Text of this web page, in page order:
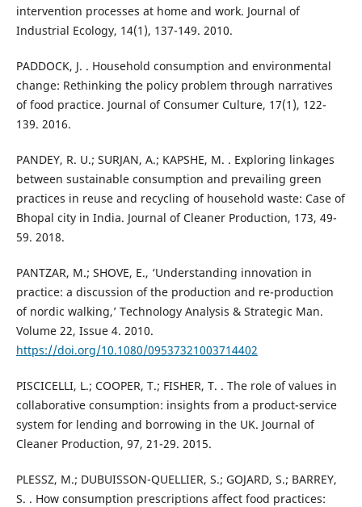
intervention processes at home and work. Journal of
Industrial Ecology, 14(1), 137-149. 2010.
PADDOCK, J. . Household consumption and environmental
change: Rethinking the policy problem through narratives
of food practice. Journal of Consumer Culture, 17(1), 122-
139. 2016.
PANDEY, R. U.; SURJAN, A.; KAPSHE, M. . Exploring linkages
between sustainable consumption and prevailing green
practices in reuse and recycling of household waste: Case of
Bhopal city in India. Journal of Cleaner Production, 173, 49-
59. 2018.
PANTZAR, M.; SHOVE, E., ‘Understanding innovation in
practice: a discussion of the production and re-production
of nordic walking,’ Technology Analysis & Strategic Man.
Volume 22, Issue 4. 2010.
https://doi.org/10.1080/09537321003714402
PISCICELLI, L.; COOPER, T.; FISHER, T. . The role of values in
collaborative consumption: insights from a product-service
system for lending and borrowing in the UK. Journal of
Cleaner Production, 97, 21-29. 2015.
PLESSZ, M.; DUBUISSON-QUELLIER, S.; GOJARD, S.; BARREY,
S. . How consumption prescriptions affect food practices: